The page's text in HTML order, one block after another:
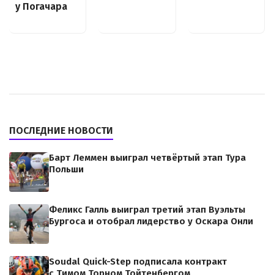
у Погачара
ПОСЛЕДНИЕ НОВОСТИ
Барт Леммен выиграл четвёртый этап Тура
Польши
Феликс Галль выиграл третий этап Вуэльты
Бургоса и отобрал лидерство у Оскара Онли
Soudal Quick-Step подписала контракт